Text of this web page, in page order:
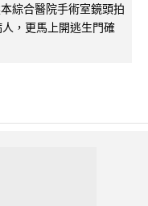
綜合醫院手術室鏡頭拍
，更馬上開逃生門確